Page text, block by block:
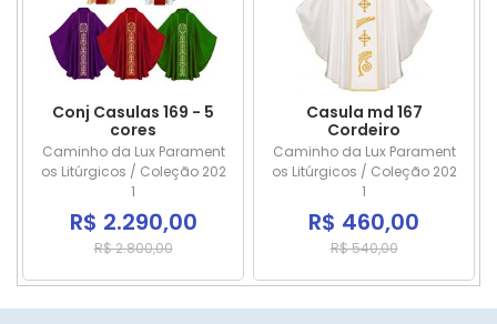
Conj Casulas 169 - 5
cores
Caminho da Lux Parament
os Litúrgicos / Coleção 202
1
R$ 2.290,00
R$ 2.800,00
Casula md 167
Cordeiro
Caminho da Lux Parament
os Litúrgicos / Coleção 202
1
R$ 460,00
R$ 540,00